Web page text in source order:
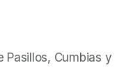
Pasillos, Cumbias y